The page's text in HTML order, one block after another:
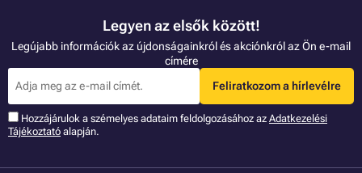
Legyen az elsők között!
Legújabb információk az újdonságainkról és akciónkról az Ön e-mail
címére
Feliratkozom a hírlevélre
Hozzájárulok a szémelyes adataim feldolgozásához az Adatkezelési
Tájékoztató alapján.